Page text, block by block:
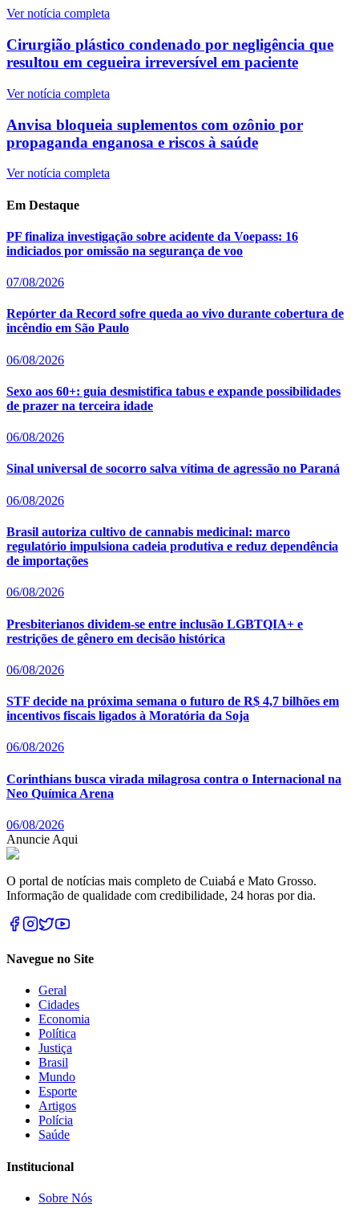
Ver notícia completa
Cirurgião plástico condenado por negligência que
resultou em cegueira irreversível em paciente
Ver notícia completa
Anvisa bloqueia suplementos com ozônio por
propaganda enganosa e riscos à saúde
Ver notícia completa
Em Destaque
PF finaliza investigação sobre acidente da Voepass: 16
indiciados por omissão na segurança de voo
07/08/2026
Repórter da Record sofre queda ao vivo durante cobertura de
incêndio em São Paulo
06/08/2026
Sexo aos 60+: guia desmistifica tabus e expande possibilidades
de prazer na terceira idade
06/08/2026
Sinal universal de socorro salva vítima de agressão no Paraná
06/08/2026
Brasil autoriza cultivo de cannabis medicinal: marco
regulatório impulsiona cadeia produtiva e reduz dependência
de importações
06/08/2026
Presbiterianos dividem-se entre inclusão LGBTQIA+ e
restrições de gênero em decisão histórica
06/08/2026
STF decide na próxima semana o futuro de R$ 4,7 bilhões em
incentivos fiscais ligados à Moratória da Soja
06/08/2026
Corinthians busca virada milagrosa contra o Internacional na
Neo Química Arena
06/08/2026
Anuncie Aqui
O portal de notícias mais completo de Cuiabá e Mato Grosso.
Informação de qualidade com credibilidade, 24 horas por dia.
Navegue no Site
Geral
Cidades
Economia
Política
Justiça
Brasil
Mundo
Esporte
Artigos
Polícia
Saúde
Institucional
Sobre Nós